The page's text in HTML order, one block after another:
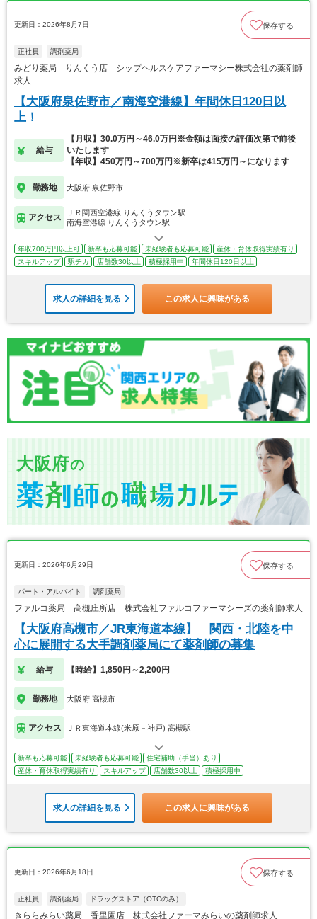
更新日：2026年8月7日 保存する
正社員 調剤薬局
みどり薬局 りんくう店 シップヘルスケアファーマシー株式会社の薬剤師
求人
【大阪府泉佐野市／南海空港線】年間休日120日以
上！
給与
【月収】30.0万円～46.0万円※金額は面接の評価次第で前後
いたします
【年収】450万円～700万円※新卒は415万円～になります
勤務地 大阪府 泉佐野市
アクセス
ＪＲ関西空港線 りんくうタウン駅
南海空港線 りんくうタウン駅
年収700万円以上可 新卒も応募可能 未経験者も応募可能
産休・育休取得実績有り
スキルアップ
駅チカ 店舗数30以上 積極採用中 年間休日120日以上
求人の詳細を見る この求人に興味がある
大阪府の
更新日：2026年6月29日 保存する
パート・アルバイト 調剤薬局
ファルコ薬局 高槻庄所店 株式会社ファルコファーマシーズの薬剤師求人
【大阪府高槻市／JR東海道本線】 関西・北陸を中
心に展開する大手調剤薬局にて薬剤師の募集
給与 【時給】1,850円～2,200円
勤務地 大阪府 高槻市
アクセス ＪＲ東海道本線(米原－神戸) 高槻駅
新卒も応募可能 未経験者も応募可能
住宅補助（手当）あり
産休・育休取得実績有り
スキルアップ 店舗数30以上 積極採用中
求人の詳細を見る この求人に興味がある
更新日：2026年6月18日 保存する
正社員 調剤薬局 ドラッグストア（OTCのみ）
きららみらい薬局 香里園店 株式会社ファーマみらいの薬剤師求人